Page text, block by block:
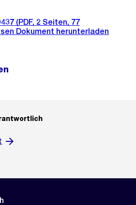
(PDF, 2 Seiten, 77
Dokument herunterladen